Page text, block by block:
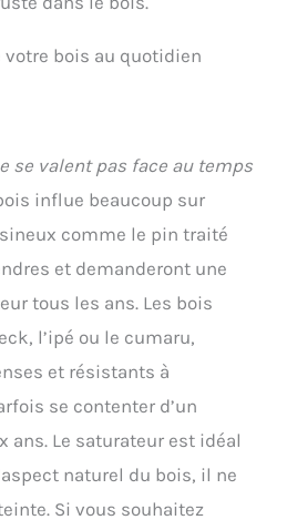
votre bois au quotidien
se valent pas face au temps
influe beaucoup sur
comme le pin traité
et demanderont une
tous les ans. Les bois
l’ipé ou le cumaru,
et résistants à
se contenter d’un
ans. Le saturateur est idéal
naturel du bois, il ne
Si vous souhaitez